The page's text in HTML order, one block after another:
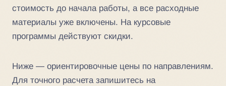
стоимость до начала работы, а все расходные
материалы уже включены. На курсовые
программы действуют скидки.
Ниже — ориентировочные цены по направлениям.
Для точного расчета запишитесь на